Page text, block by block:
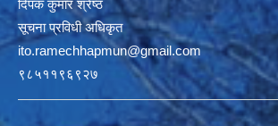
दिपक कुमार श्रेष्ठ
सूचना प्रविधी अधिकृत
ito.ramechhapmun@gmail.com
९८५११९६९२७